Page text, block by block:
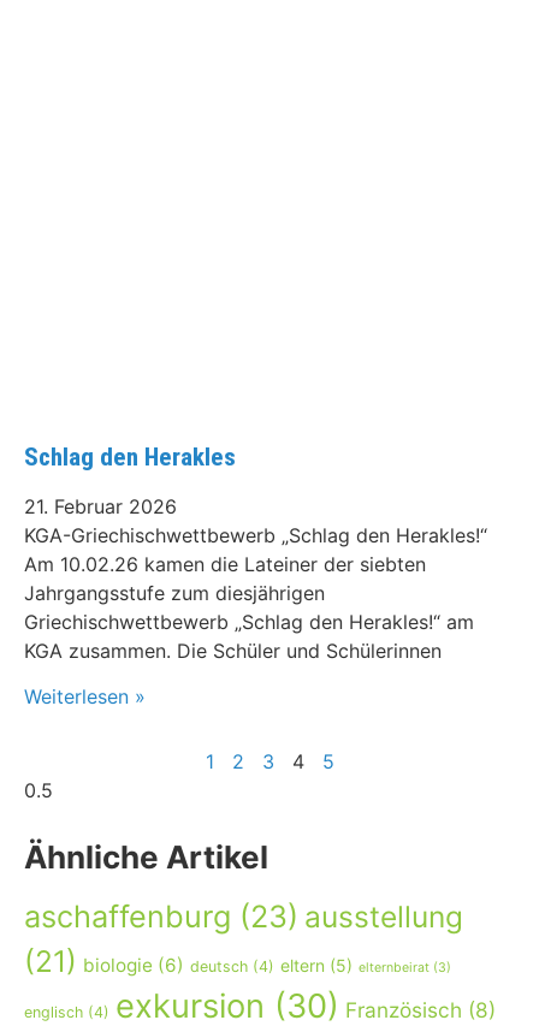
Schlag den Herakles
21. Februar 2026
KGA-Griechischwettbewerb „Schlag den Herakles!“
Am 10.02.26 kamen die Lateiner der siebten
Jahrgangsstufe zum diesjährigen
Griechischwettbewerb „Schlag den Herakles!“ am
KGA zusammen. Die Schüler und Schülerinnen
Weiterlesen »
1 2 3 4 5
Ähnliche Artikel
aschaffenburg (23) ausstellung
(21) biologie (6) deutsch (4) eltern (5) elternbeirat (3)
englisch (4) exkursion (30) Französisch (8)